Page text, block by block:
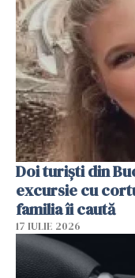
Doi turiști din
excursie cu
familia îi caută
17 IULIE 2026